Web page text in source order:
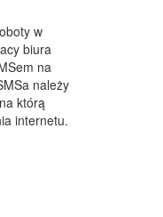
w
biura
na
należy
którą
internetu.